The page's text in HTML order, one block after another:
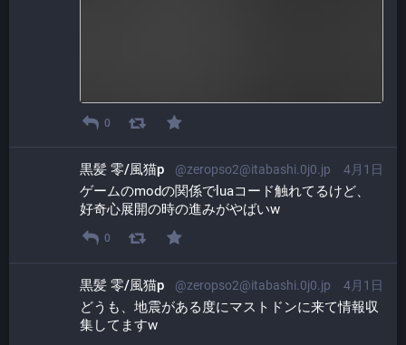
0
4月1日
黒髪 零/風猫p @zeropso2@itabashi.0j0.jp
ゲームのmodの関係でluaコード触れてるけど、
好奇心展開の時の進みがやばいw
0
4月1日
黒髪 零/風猫p @zeropso2@itabashi.0j0.jp
どうも、地震がある度にマストドンに来て情報収
集してますw